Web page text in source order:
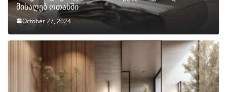
მისაღებ ოთახში
October 27, 2024